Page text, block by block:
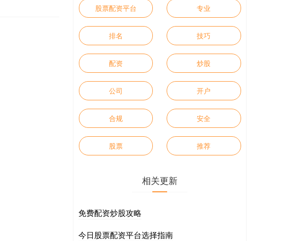
股票配资平台 专业
排名 技巧
配资 炒股
公司 开户
合规 安全
股票 推荐
相关更新
免费配资炒股攻略
今日股票配资平台选择指南